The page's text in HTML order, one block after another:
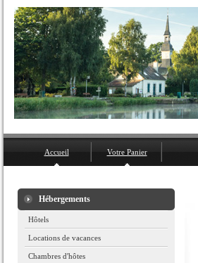
Accueil Votre Panier
Hébergements
Hôtels
Locations de vacances
Chambres d'hôtes